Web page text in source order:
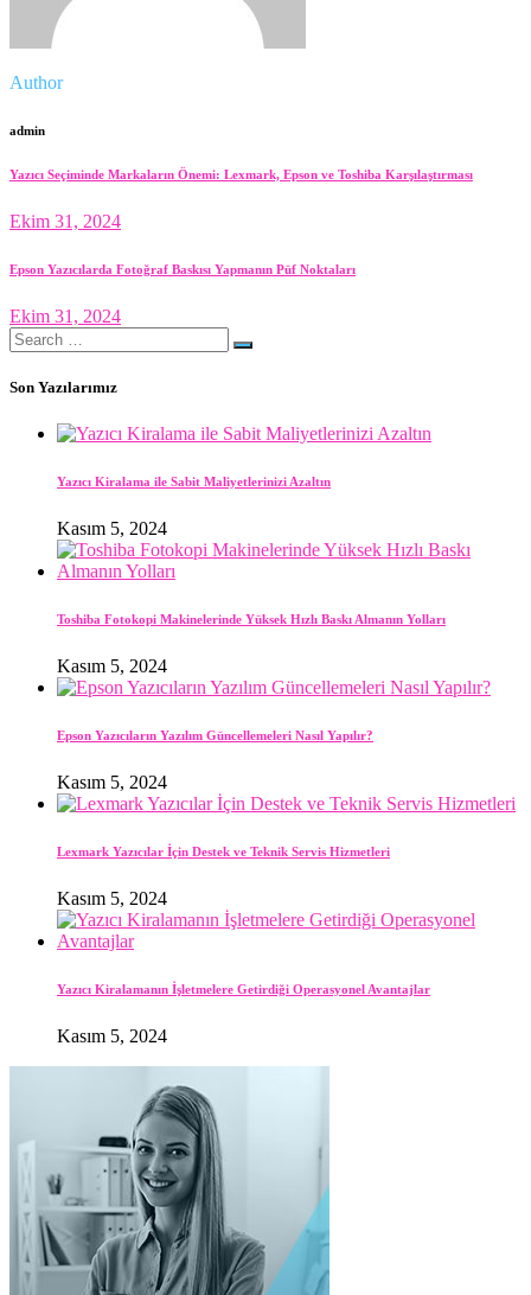
Author
admin
Yazıcı Seçiminde Markaların Önemi: Lexmark, Epson ve Toshiba Karşılaştırması
Ekim 31, 2024
Epson Yazıcılarda Fotoğraf Baskısı Yapmanın Püf Noktaları
Ekim 31, 2024
Search
for:
Son Yazılarımız
Yazıcı Kiralama ile Sabit Maliyetlerinizi Azaltın
Kasım 5, 2024
Toshiba Fotokopi Makinelerinde Yüksek Hızlı Baskı Almanın Yolları
Kasım 5, 2024
Epson Yazıcıların Yazılım Güncellemeleri Nasıl Yapılır?
Kasım 5, 2024
Lexmark Yazıcılar İçin Destek ve Teknik Servis Hizmetleri
Kasım 5, 2024
Yazıcı Kiralamanın İşletmelere Getirdiği Operasyonel Avantajlar
Kasım 5, 2024